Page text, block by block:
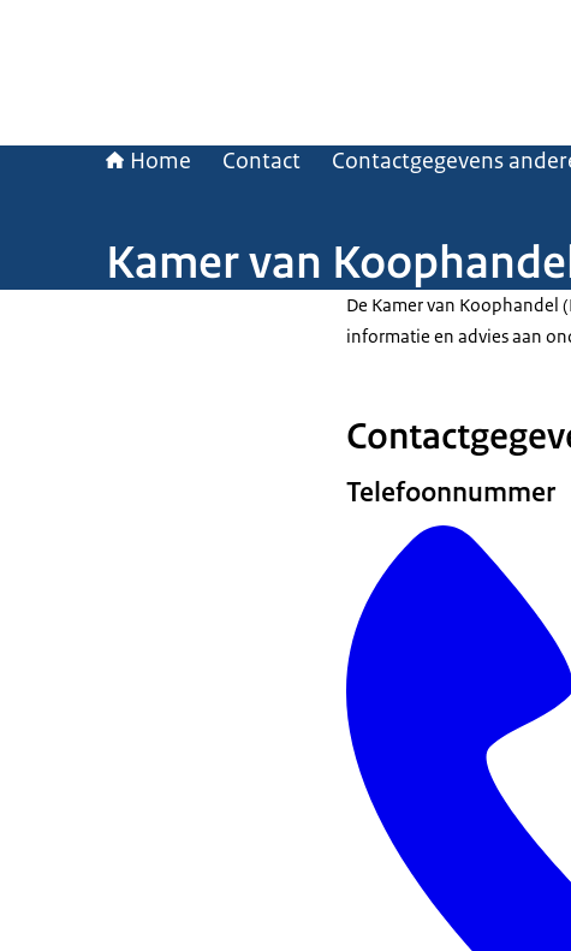
Home Contact Contactgegevens
Kamer van
De Kamer van Koophandel
informatie en advies aan
Telefoonnummer